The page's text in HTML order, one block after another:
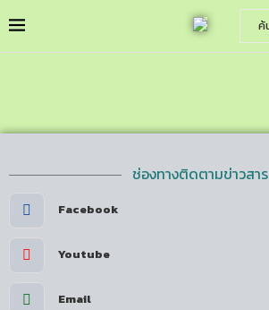
ช่องทางติดตามข่าวสาร
Facebook
Youtube
Email